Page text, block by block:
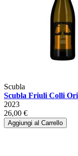
Scubla
Scubla Friuli Colli
2023
26,00 €
Aggiungi al Carrello